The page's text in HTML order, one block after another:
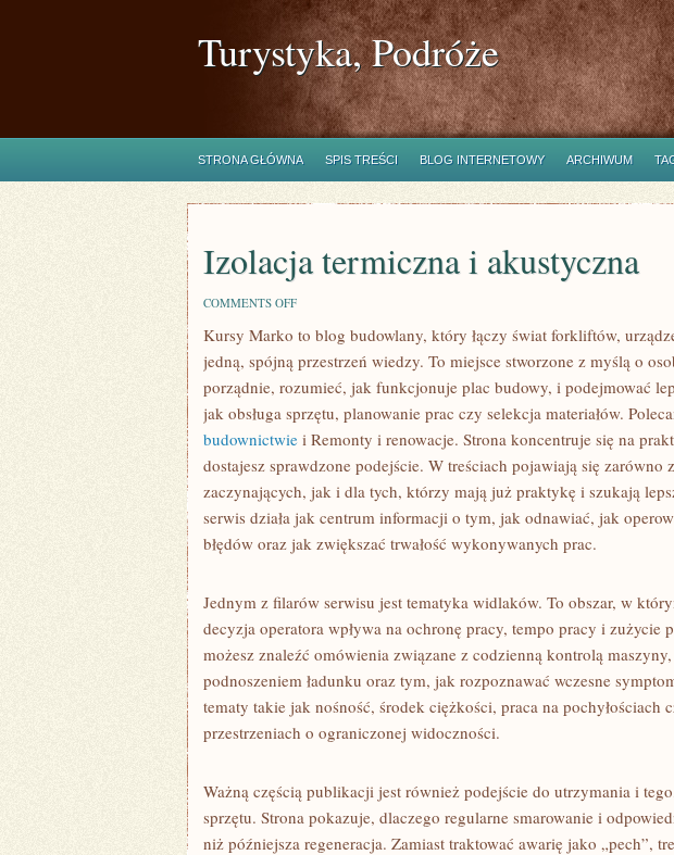
Turystyka, Podróże
STRONA GŁÓWNA SPIS TREŚCI BLOG INTERNETOWY ARCHIWUM
Izolacja termiczna i akustyczna
COMMENTS OFFON
TERMICZNA
AKUSTYCZNA
Kursy Marko to blog budowlany, który łączy świat forkliftów,
jedną, spójną przestrzeń wiedzy. To miejsce stworzone z myślą o
porządnie, rozumieć, jak funkcjonuje plac budowy, i podejmować
jak obsługa sprzętu, planowanie prac czy selekcja materiałów.
budownictwie i Remonty i renowacje. Strona koncentruje się na
dostajesz sprawdzone podejście. W treściach pojawiają się zarówno
zaczynających, jak i dla tych, którzy mają już praktykę i szukają
serwis działa jak centrum informacji o tym, jak odnawiać, jak
błędów oraz jak zwiększać trwałość wykonywanych prac.
Jednym z filarów serwisu jest tematyka widlaków. To obszar, w
decyzja operatora wpływa na ochronę pracy, tempo pracy i zużycie
możesz znaleźć omówienia związane z codzienną kontrolą
podnoszeniem ładunku oraz tym, jak rozpoznawać wczesne
tematy takie jak nośność, środek ciężkości, praca na pochyłościach
przestrzeniach o ograniczonej widoczności.
Ważną częścią publikacji jest również podejście do utrzymania i
sprzętu. Strona pokazuje, dlaczego regularne smarowanie i
niż późniejsza regeneracja. Zamiast traktować awarię jako „pech”,